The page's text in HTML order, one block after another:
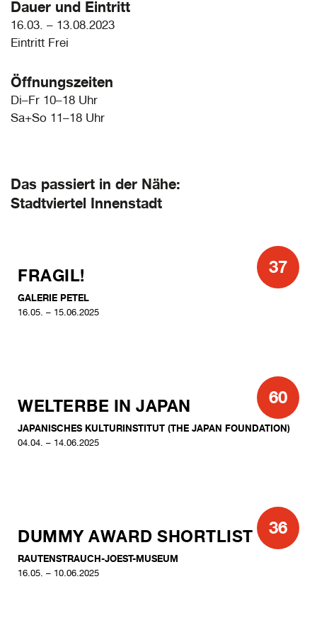
Dauer und Eintritt
16.03. – 13.08.2023
Eintritt Frei
Öffnungszeiten
Di–Fr 10–18 Uhr
Sa+So 11–18 Uhr
Das passiert in der Nähe:
Stadtviertel Innenstadt
37
FRAGIL!
GALERIE PETEL
16.05. – 15.06.2025
60
WELTERBE IN JAPAN
JAPANISCHES KULTURINSTITUT (THE JAPAN FOUNDATION)
04.04. – 14.06.2025
36
DUMMY AWARD SHORTLIST
RAUTENSTRAUCH-JOEST-MUSEUM
16.05. – 10.06.2025